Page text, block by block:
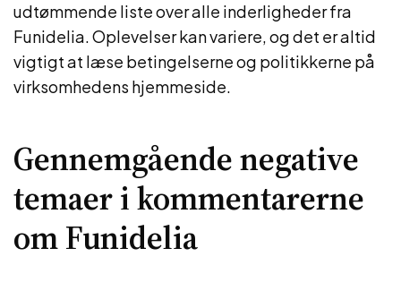
udtømmende liste over alle inderligheder fra
Funidelia. Oplevelser kan variere, og det er altid
vigtigt at læse betingelserne og politikkerne på
virksomhedens hjemmeside.
Gennemgående negative
temaer i kommentarerne
om Funidelia